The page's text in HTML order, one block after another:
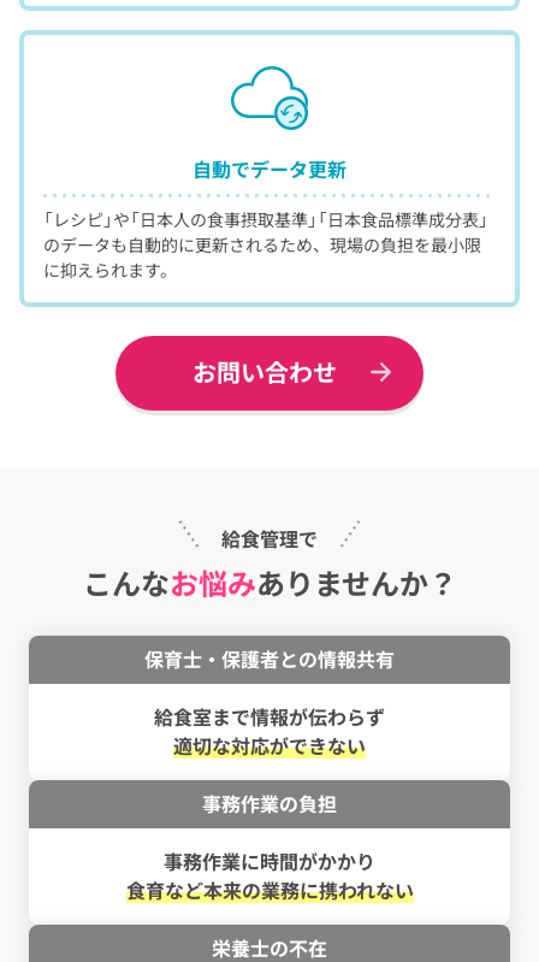
自動でデータ更新
「レシピ」や「日本人の食事摂取基準」「日本食品標準成分表」
のデータも自動的に更新されるため、現場の負担を最小限
に抑えられます。
お問い合わせ
給食管理で
こんなお悩みありませんか？
保育士・保護者との情報共有
給食室まで情報が伝わらず
適切な対応ができない
事務作業の負担
事務作業に時間がかかり
食育など本来の業務に携われない
栄養士の不在